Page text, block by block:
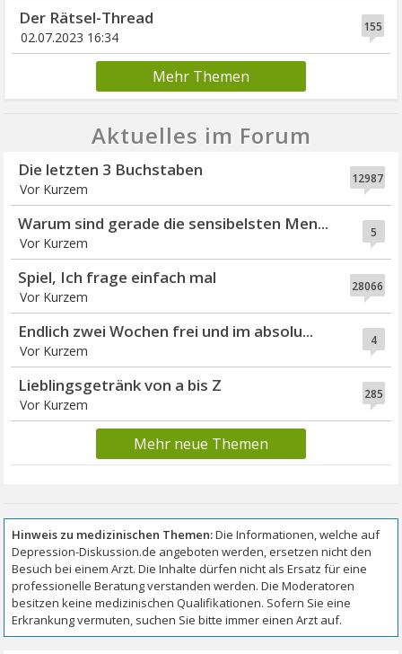
155
Der Rätsel-Thread
02.07.2023 16:34
Mehr Themen
Aktuelles im Forum
12987
Die letzten 3 Buchstaben
Vor Kurzem
5
Warum sind gerade die sensibelsten Men...
Vor Kurzem
28066
Spiel, Ich frage einfach mal
Vor Kurzem
4
Endlich zwei Wochen frei und im absolu...
Vor Kurzem
285
Lieblingsgetränk von a bis Z
Vor Kurzem
Mehr neue Themen